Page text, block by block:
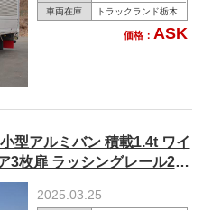
車両在庫
トラックランド栃木
価格： ASK
型アルミバン 積載1.4t ワイ
3枚扉 ラッシングレール2段
※5t限定を除く】
2025.03.25